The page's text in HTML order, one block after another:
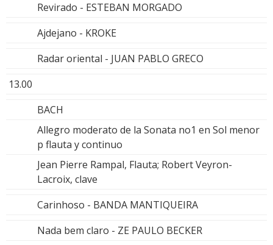
Revirado - ESTEBAN MORGADO
Ajdejano - KROKE
Radar oriental - JUAN PABLO GRECO
13.00
BACH
Allegro moderato de la Sonata no1 en Sol menor
p flauta y continuo
Jean Pierre Rampal, Flauta; Robert Veyron-
Lacroix, clave
Carinhoso - BANDA MANTIQUEIRA
Nada bem claro - ZE PAULO BECKER